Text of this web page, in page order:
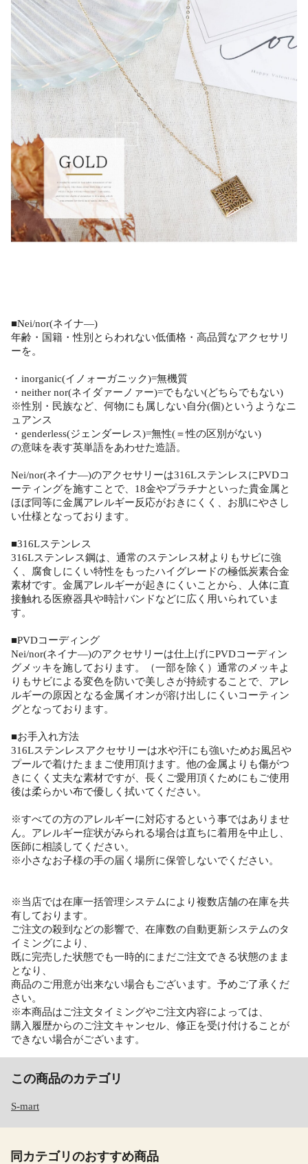
■Nei/nor(ネイナ―)
年齢・国籍・性別とらわれない低価格・高品質なアクセサリ
ーを。
・inorganic(イノォーガニック)=無機質
・neither nor(ネイダァーノァー)=でもない(どちらでもない)
※性別・民族など、何物にも属しない自分(個)というようなニ
ュアンス
・genderless(ジェンダーレス)=無性(＝性の区別がない)
の意味を表す英単語をあわせた造語。
Nei/nor(ネイナ―)のアクセサリーは316LステンレスにPVDコ
ーティングを施すことで、18金やプラチナといった貴金属と
ほぼ同等に金属アレルギー反応がおきにくく、お肌にやさし
い仕様となっております。
■316Lステンレス
316Lステンレス鋼は、通常のステンレス材よりもサビに強
く、腐食しにくい特性をもったハイグレードの極低炭素合金
素材です。金属アレルギーが起きにくいことから、人体に直
接触れる医療器具や時計バンドなどに広く用いられていま
す。
■PVDコーディング
Nei/nor(ネイナ―)のアクセサリーは仕上げにPVDコーディン
グメッキを施しております。（一部を除く）通常のメッキよ
りもサビによる変色を防いで美しさが持続することで、アレ
ルギーの原因となる金属イオンが溶け出しにくいコーティン
グとなっております。
■お手入れ方法
316Lステンレスアクセサリーは水や汗にも強いためお風呂や
プールで着けたままご使用頂けます。他の金属よりも傷がつ
きにくく丈夫な素材ですが、長くご愛用頂くためにもご使用
後は柔らかい布で優しく拭いてください。
※すべての方のアレルギーに対応するという事ではありませ
ん。アレルギー症状がみられる場合は直ちに着用を中止し、
医師に相談してください。
※小さなお子様の手の届く場所に保管しないでください。
※当店では在庫一括管理システムにより複数店舗の在庫を共
有しております。
ご注文の殺到などの影響で、在庫数の自動更新システムのタ
イミングにより、
既に完売した状態でも一時的にまだご注文できる状態のまま
となり、
商品のご用意が出来ない場合もございます。予めご了承くだ
さい。
※本商品はご注文タイミングやご注文内容によっては、
購入履歴からのご注文キャンセル、修正を受け付けることが
できない場合がございます。
この商品のカテゴリ
S-mart
同カテゴリのおすすめ商品